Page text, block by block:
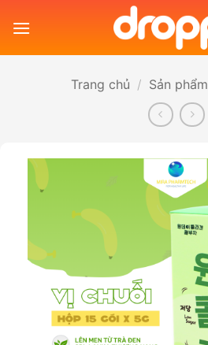
qua
Trang chủ / Sản phẩm